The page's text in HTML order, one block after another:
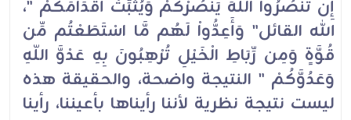
إِن تَنصُرُوا اللَّهَ يَنصُرْكُمْ وَيُثَبِّتْ أَقْدَامَكُمْ "،
الله القائل" وَأَعِدُّواْ لَهُم مَّا اسْتَطَعْتُم مِّن
قُوَّةٍ وَمِن رِّبَاطِ الْخَيْلِ تُرْهِبُونَ بِهِ عَدْوَّ اللّهِ
وَعَدُوَّكُمْ " النتيجة واضحة، والحقيقة هذه
ليست نتيجة نظرية لأننا رأيناها بأعيننا، رأينا